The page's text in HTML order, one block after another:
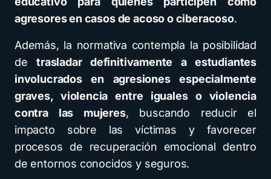
agresores en casos de acoso o ciberacoso.
Además, la normativa contempla la posibilidad
detrasladar definitivamente a estudiantes
involucrados en agresiones especialmente
graves, violencia entre iguales o violencia
contra las mujeres, buscando reducir el
impacto sobre las víctimas y favorecer
procesos de recuperación emocional dentro
de entornos conocidos y seguros.